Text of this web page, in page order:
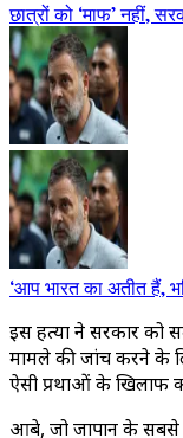
छात्रों को ‘माफ’ नहीं,
‘आप भारत का अतीत हैं,
इस हत्या ने सरकार को
मामले की जांच करने के
ऐसी प्रथाओं के खिलाफ
आबे, जो जापान के सबसे